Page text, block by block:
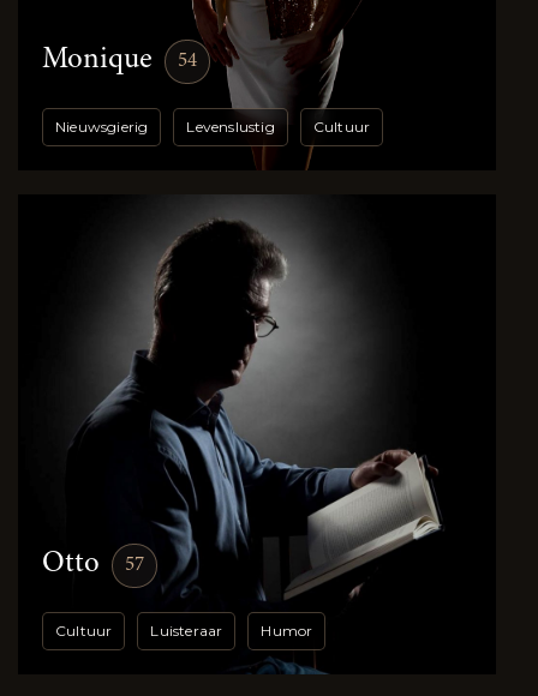
Monique 54
Nieuwsgierig Levenslustig Cultuur
Otto 57
Cultuur Luisteraar Humor